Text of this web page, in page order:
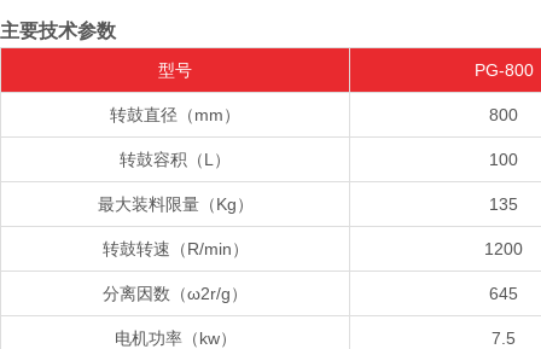
主要技术参数
型号 PG-800
转鼓直径（mm） 800
转鼓容积（L） 100
最大装料限量（Kg） 135
转鼓转速（R/min） 1200
分离因数（ω2r/g） 645
电机功率（kw） 7.5